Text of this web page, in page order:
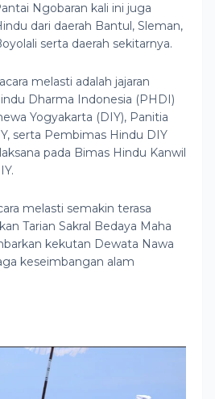
Ngobaran kali ini juga
dari daerah Bantul, Sleman,
serta daerah sekitarnya.
melasti adalah jajaran
Dharma Indonesia (PHDI)
Yogyakarta (DIY), Panitia
serta Pembimas Hindu DIY
pada Bimas Hindu Kanwil
melasti semakin terasa
Tarian Sakral Bedaya Maha
kekutan Dewata Nawa
keseimbangan alam